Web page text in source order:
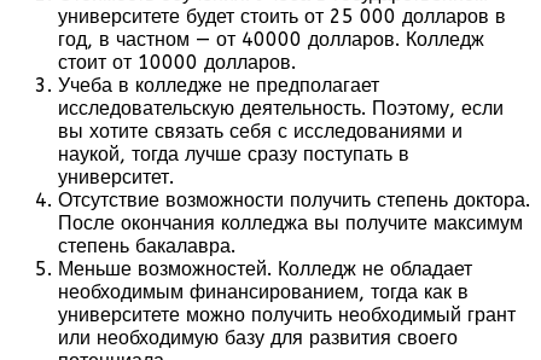
университете будет стоить от 25 000 долларов в
год, в частном — от 40000 долларов. Колледж
стоит от 10000 долларов.
Учеба в колледже не предполагает
исследовательскую деятельность. Поэтому, если
вы хотите связать себя с исследованиями и
наукой, тогда лучше сразу поступать в
университет.
Отсутствие возможности получить степень доктора.
После окончания колледжа вы получите максимум
степень бакалавра.
Меньше возможностей. Колледж не обладает
необходимым финансированием, тогда как в
университете можно получить необходимый грант
или необходимую базу для развития своего